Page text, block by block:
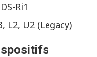
Ri1
L2, U2 (Legacy)